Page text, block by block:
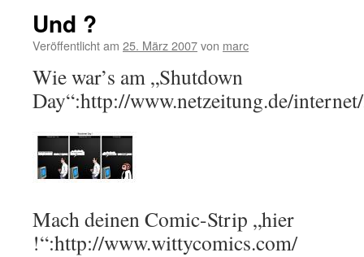
Und ?
Veröffentlicht am 25. März 2007von marc
Wie war’s am „Shutdown
Day“:http://www.netzeitung.de/
Mach deinen Comic-Strip „hier
!“:http://www.wittycomics.com/